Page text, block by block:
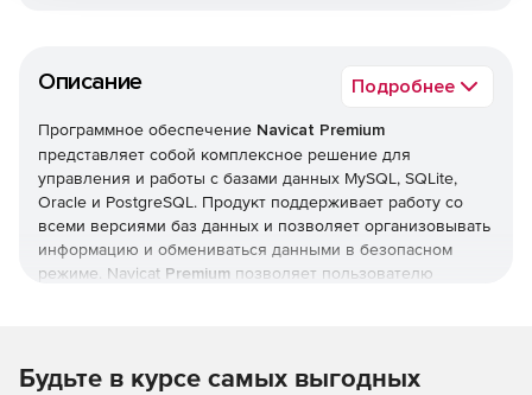
Описание Подробнее
Программное обеспечение Navicat Premium
представляет собой комплексное решение для
управления и работы с базами данных MySQL, SQLite,
Oracle и PostgreSQL. Продукт поддерживает работу со
всеми версиями баз данных и позволяет организовывать
информацию и обмениваться данными в безопасном
режиме. Navicat Premium позволяет пользователю
Будьте в курсе самых выгодных